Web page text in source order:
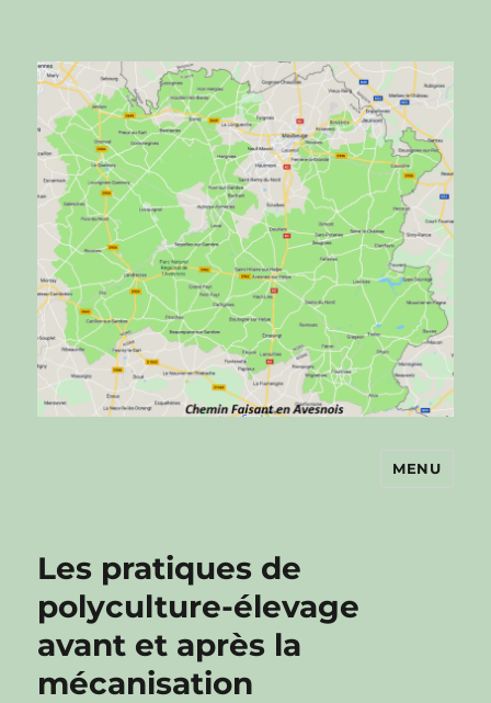
Chemin faisant en Avesnois
MENU
Les pratiques de
polyculture-élevage
avant et après la
mécanisation